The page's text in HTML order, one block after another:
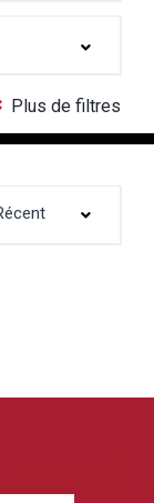
Plus de filtres